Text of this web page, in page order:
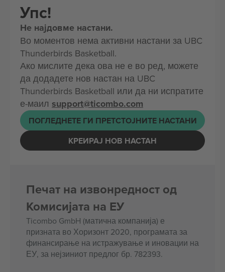
Упс!
Не најдовме настани.
Во моментов нема активни настани за UBC
Thunderbirds Basketball.
Ако мислите дека ова не е во ред, можете
да додадете нов настан на UBC
Thunderbirds Basketball или да ни испратите
е-маил support@ticombo.com
ПОГЛЕДНЕТЕ ГИ ПРЕТСТОЈНИТЕ НАСТАНИ
КРЕИРАЈ НОВ НАСТАН
Печат на извонредност од
Комисијата на ЕУ
Ticombo GmbH (матична компанија) е
призната во Хоризонт 2020, програмата за
финансирање на истражување и иновации на
ЕУ, за нејзиниот предлог бр. 782393.